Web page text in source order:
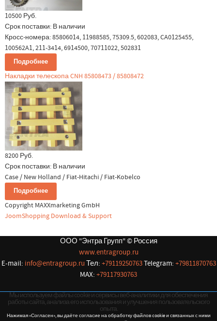
10500 Руб.
Срок поставки: В наличии
Кросс-номера: 85806014, 11988585, 75309.5, 602083, CA0125455,
100562A1, 211-3414, 6914500, 70711022, 502831
Подробнее
Накладки телескопа CNH 85808473 / 85808472
8200 Руб.
Срок поставки: В наличии
Case / New Holland / Fiat-Hitachi / Fiat-Kobelco
Подробнее
Copyright MAXXmarketing GmbH
JoomShopping Download & Support
ООО "Энтра Групп" © Россия
www.entragroup.ru
E-mail: info@entragroup.ru Тел: +79119250763Telegram: +79811870763
MAX: +79117930763
Мы используем файлы cookie и сервисы веб-аналитики для обеспечения
работы сайта, анализа его использования и улучшения пользовательского
опыта.
Нажимая «Согласен», вы даёте согласие на обработку файлов cookie и связанных с ними